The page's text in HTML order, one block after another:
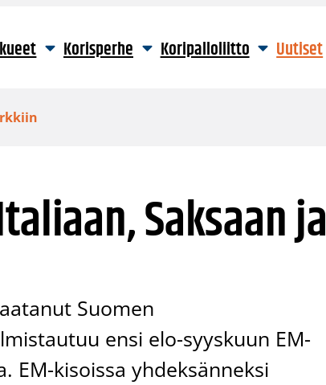
Korisperhe Koripalloliitto Uutiset
Saksaan ja
Suomen
ensi elo-syyskuun EM-
EM-kisoissa yhdeksänneksi